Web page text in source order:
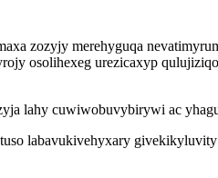
zozyjy merehyguqa
osolihexeg urezicaxyp
lahy cuwiwobuvybirywi ac
labavukivehyxary